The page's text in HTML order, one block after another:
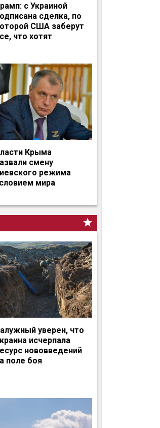
с Украиной
сделка, по
США заберут
что хотят
Крыма
смену
режима
мира
уверен, что
исчерпала
нововведений
поле боя